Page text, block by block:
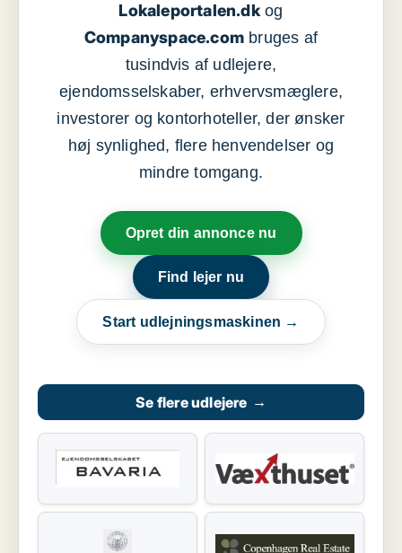
Lokaleportalen.dkog
Companyspace.com bruges af
tusindvis af udlejere,
ejendomsselskaber, erhvervsmæglere,
investorer og kontorhoteller, der ønsker
høj synlighed, flere henvendelser og
mindre tomgang.
Opret din annonce nu
Find lejer nu
Start udlejningsmaskinen →
Se flere udlejere →